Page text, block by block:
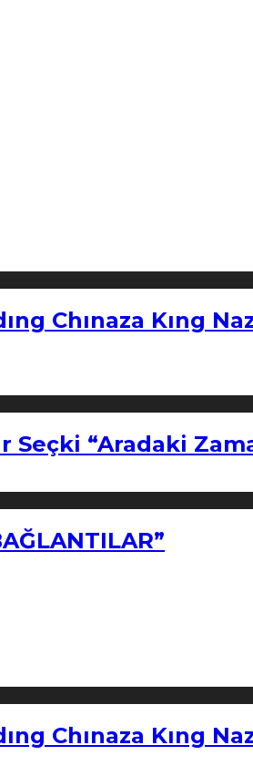
Chınaza Kıng
Seçki “Aradaki
Chınaza Kıng